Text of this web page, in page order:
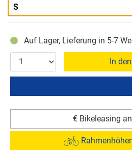
S
Auf Lager, Lieferung in 5-7
In
€ Bikeleasing